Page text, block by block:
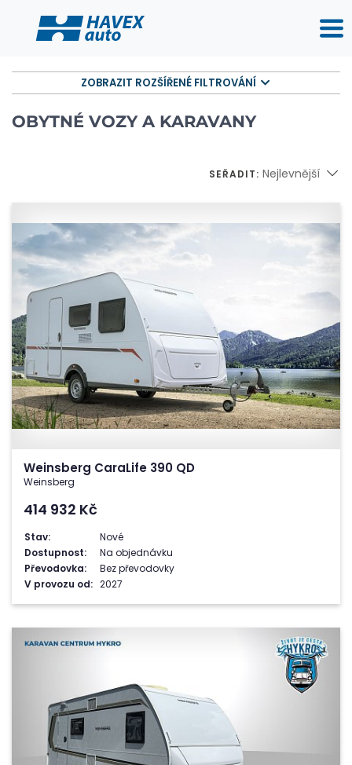
ZOBRAZIT ROZŠÍŘENÉ FILTROVÁNÍ
OBYTNÉ VOZY A KARAVANY
SEŘADIT: Nejlevnější
Weinsberg CaraLife 390 QD
Weinsberg
414 932 Kč
Stav:
Nové
Dostupnost:
Na objednávku
Převodovka:
Bez převodovky
V provozu od: 2027